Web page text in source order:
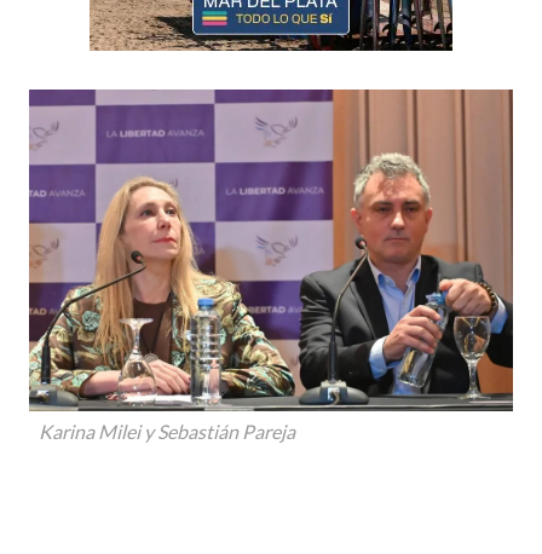
Karina Milei y Sebastián Pareja